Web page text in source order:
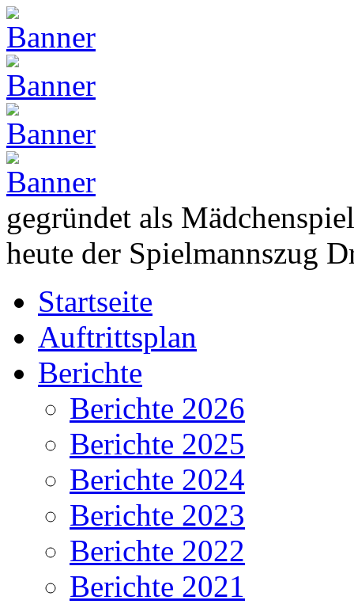
gegründet als
heute der Spielmannszug
Startseite
Auftrittsplan
Berichte
Berichte 2026
Berichte 2025
Berichte 2024
Berichte 2023
Berichte 2022
Berichte 2021